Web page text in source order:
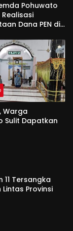
Pohuwato
Dana PEN di
Warga
Sulit Dapatkan
11 Tersangka
Provinsi